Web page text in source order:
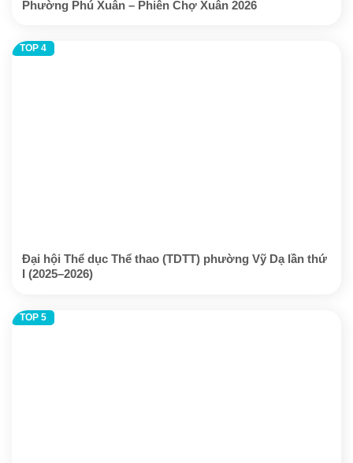
Phường Phú Xuân – Phiên Chợ Xuân 2026
Đại hội Thể dục Thể thao (TDTT) phường Vỹ Dạ lần thứ
I (2025–2026)